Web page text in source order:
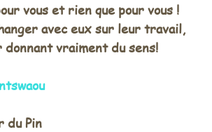
vous et rien que pour vous !
avec eux sur leur travail,
vraiment du sens!
du Pin